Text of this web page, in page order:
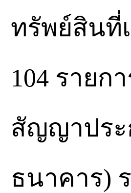
ทรัพย์สินที่
104 รายก
สัญญาประ
ธนาคาร)